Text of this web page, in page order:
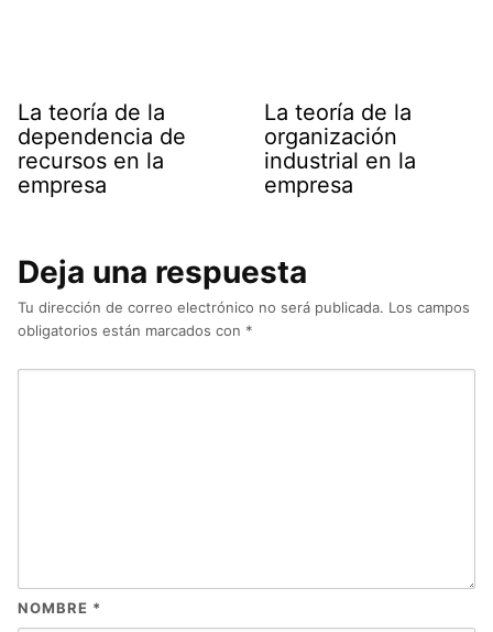
La teoría de la
dependencia de
recursos en la
empresa
La teoría de la
organización
industrial en la
empresa
Deja una respuesta
Tu dirección de correo electrónico no será publicada. Los campos
obligatorios están marcados con *
NOMBRE *